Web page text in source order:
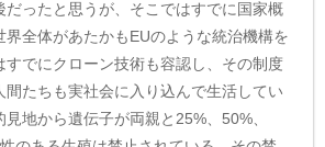
だったと思うが、そこではすでに国家概
界全体があたかもEUのような統治機構を
すでにクローン技術も容認し、その制度
間たちも実社会に入り込んで生活してい
地から遺伝子が両親と25%、50%、